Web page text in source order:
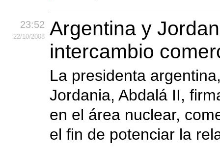
23:52
22/10/2008
Argentina y
intercambio
La presidenta
Jordania, Abdalá II,
en el área nuclear,
el fin de potenciar la